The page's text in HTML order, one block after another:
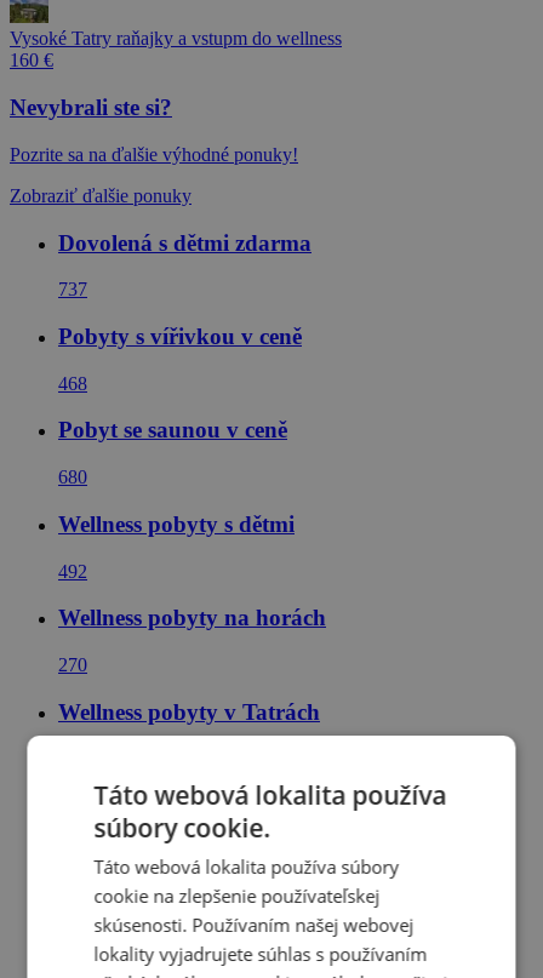
Vysoké Tatry raňajky a vstupm do wellness
160 €
Nevybrali ste si?
Pozrite sa na ďalšie výhodné ponuky!
Zobraziť ďalšie ponuky
Dovolená s dětmi zdarma
737
Pobyty s vířivkou v ceně
468
Pobyt se saunou v ceně
680
Wellness pobyty s dětmi
492
Wellness pobyty na horách
270
Wellness pobyty v Tatrách
Wellness pobyty na Slovensku
Pobyty a ubytování s privátním wellness
Táto webová lokalita používa
súbory cookie.
Táto webová lokalita používa súbory
cookie na zlepšenie používateľskej
skúsenosti. Používaním našej webovej
lokality vyjadrujete súhlas s používaním